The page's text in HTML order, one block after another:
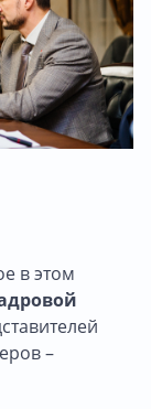
в этом
–